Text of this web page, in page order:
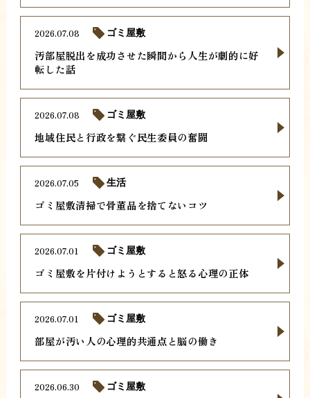
汚部屋脱出を成功させた瞬間から人生が劇的に好
転した話
2026.07.08 ゴミ屋敷
地域住民と行政を繋ぐ民生委員の奮闘
2026.07.08 ゴミ屋敷
ゴミ屋敷清掃で骨董品を捨てないコツ
2026.07.05 生活
ゴミ屋敷を片付けようとすると怒る心理の正体
2026.07.01 ゴミ屋敷
部屋が汚い人の心理的共通点と脳の働き
2026.07.01 ゴミ屋敷
2026.06.30 ゴミ屋敷